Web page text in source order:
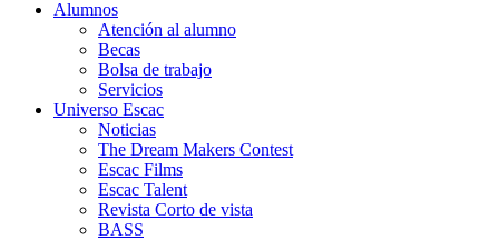
Alumnos
Atención al alumno
Becas
Bolsa de trabajo
Servicios
Universo Escac
Noticias
The Dream Makers Contest
Escac Films
Escac Talent
Revista Corto de vista
BASS